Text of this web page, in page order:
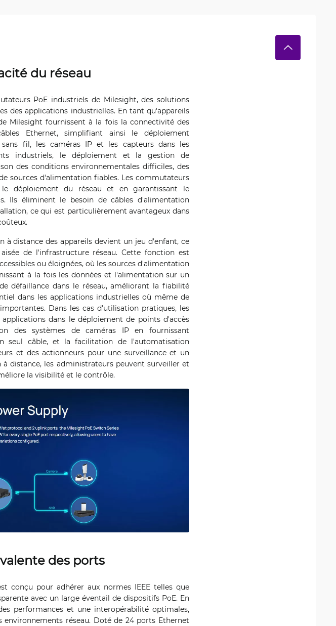
du réseau
PoE industriels de Milesight, des solutions
des applications industrielles. En tant qu'appareils
Milesight fournissent à la fois la connectivité des
Ethernet, simplifiant ainsi le déploiement
fil, les caméras IP et les capteurs dans les
industriels, le déploiement et la gestion de
des conditions environnementales difficiles, des
sources d'alimentation fiables. Les commutateurs
déploiement du réseau et en garantissant le
Ils éliminent le besoin de câbles d'alimentation
ce qui est particulièrement avantageux dans
distance des appareils devient un jeu d'enfant, ce
de l'infrastructure réseau. Cette fonction est
ou éloignées, où les sources d'alimentation
à la fois les données et l'alimentation sur un
défaillance dans le réseau, améliorant la fiabilité
dans les applications industrielles où même de
Dans les cas d'utilisation pratiques, les
dans le déploiement de points d'accès
des systèmes de caméras IP en fournissant
seul câble, et la facilitation de l'automatisation
et des actionneurs pour une surveillance et un
distance, les administrateurs peuvent surveiller et
la visibilité et le contrôle.
des ports
conçu pour adhérer aux normes IEEE telles que
avec un large éventail de dispositifs PoE. En
performances et une interopérabilité optimales,
réseau. Doté de 24 ports Ethernet